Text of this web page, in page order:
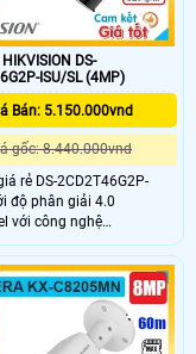
DS-
ISU/SL (4MP)
Bán: 5.150.000vnd
gốc: 8.440.000vnd
rẻ DS-2CD2T46G2P-
độ phân giải 4.0
với công nghệ
DWDR 120db giúp
sáng, mang lại hình
đẹp. Cảm biến CMOS với
IP POE cung cấp chất
ảnh tốt và hỗ trợ đèn
và báo động âm thanh